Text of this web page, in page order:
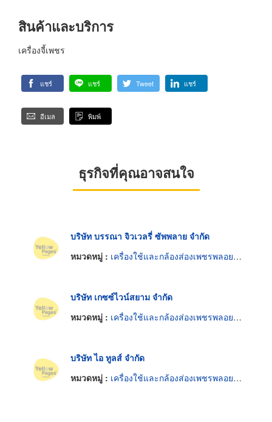
สินค้าและบริการ
เครื่องจี้เพชร
แชร์ แชร์ Tweet แชร์
อีเมล พิมพ์
ธุรกิจที่คุณอาจสนใจ
บริษัท บรรณา จิวเวลรี่ ซัพพลาย จำกัด
หมวดหมู่ : เครื่องใช้และกล้องส่องเพชรพลอยและทองรูปพรรณ
บริษัท เกซซ์ไวน์สยาม จำกัด
หมวดหมู่ : เครื่องใช้และกล้องส่องเพชรพลอยและทองรูปพรรณ
บริษัท ไอ ทูลส์ จำกัด
หมวดหมู่ : เครื่องใช้และกล้องส่องเพชรพลอยและทองรูปพรรณ